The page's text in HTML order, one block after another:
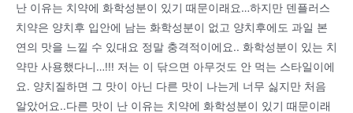
난 이유는 치약에 화학성분이 있기 때문이래요…하지만 덴플러스
치약은 양치후 입안에 남는 화학성분이 없고 양치후에도 과일 본
연의 맛을 느낄 수 있대요 정말 충격적이에요.. 화학성분이 있는 치
약만 사용했다니…!!! 저는 이 닦으면 아무것도 안 먹는 스타일이에
요. 양치질하면 그 맛이 아닌 다른 맛이 나는게 너무 싫지만 처음
알았어요..다른 맛이 난 이유는 치약에 화학성분이 있기 때문이래